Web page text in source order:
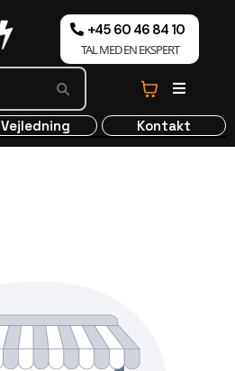
+45 60 46 84 10
TAL MED EN EKSPERT
Vejledning Kontakt